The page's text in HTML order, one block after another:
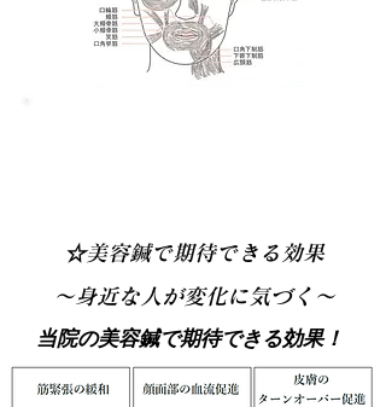
☆美容鍼で期待できる効果
​～身近な人が変化に気づく～
​当院の美容鍼で期待できる効果！